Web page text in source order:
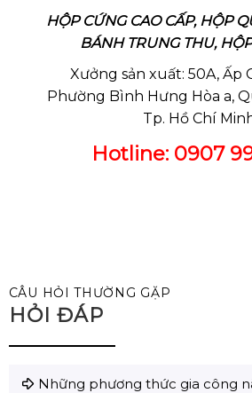
HỘP CỨNG CAO CẤP, HỘP
BÁNH TRUNG THU,
Xưởng sản xuất: 50A, Ấp
Phường Bình Hưng Hòa a,
Tp. Hồ Chí
Hotline: 0907
CÂU HỎI THƯỜNG GẶP
HỎI ĐÁP
Những phương thức gia công